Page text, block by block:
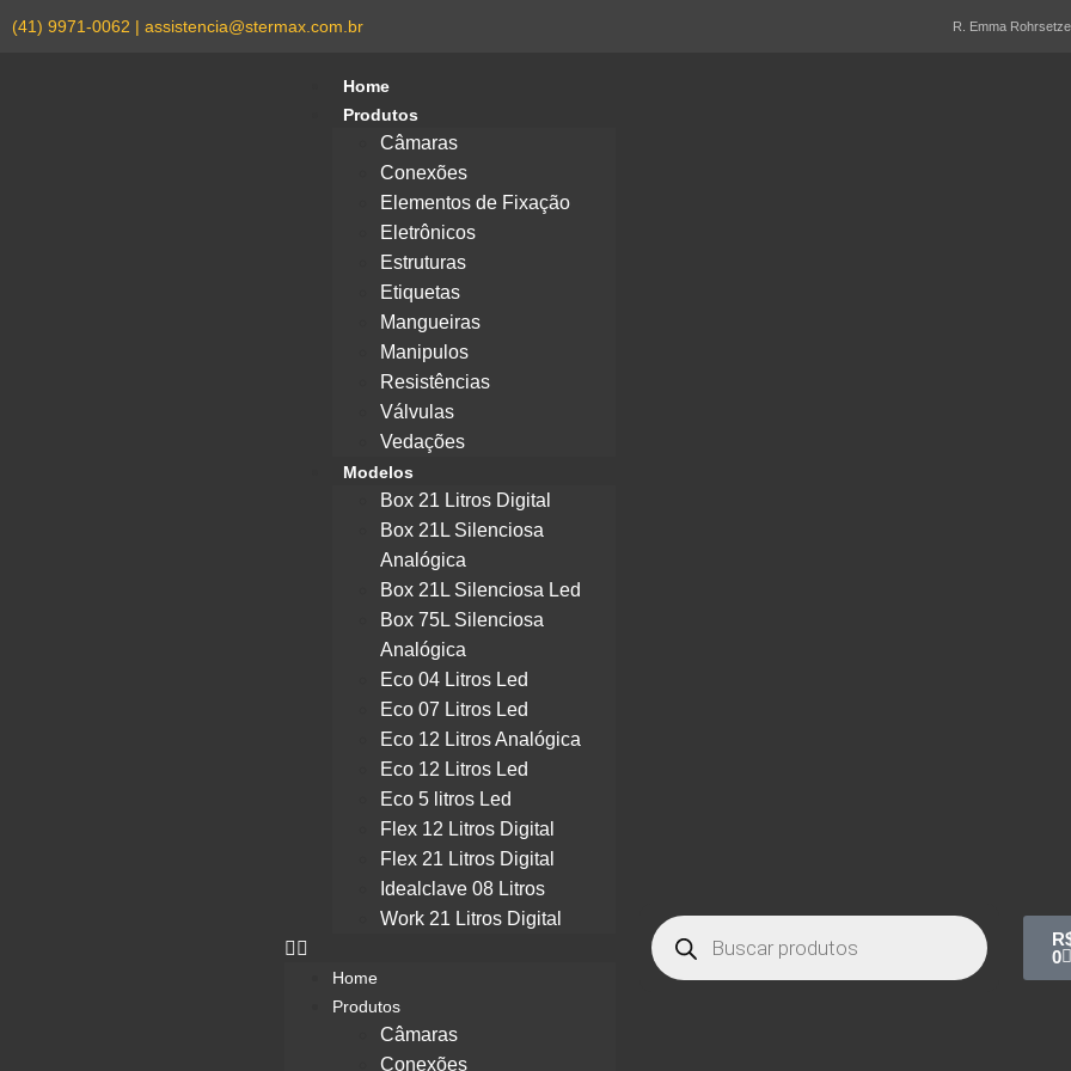
(41) 9971-0062 | assistencia@stermax.com.br R. Emma
Home
Produtos
Câmaras
Conexões
Elementos de Fixação
Eletrônicos
Estruturas
Etiquetas
Mangueiras
Manipulos
Resistências
Válvulas
Vedações
Modelos
Box 21 Litros Digital
Box 21L Silenciosa
Analógica
Box 21L Silenciosa Led
Box 75L Silenciosa
Analógica
Eco 04 Litros Led
Eco 07 Litros Led
Eco 12 Litros Analógica
Eco 12 Litros Led
Eco 5 litros Led
Flex 12 Litros Digital
Flex 21 Litros Digital
Idealclave 08 Litros
Work 21 Litros Digital
Home
Produtos
Câmaras
Conexões
0